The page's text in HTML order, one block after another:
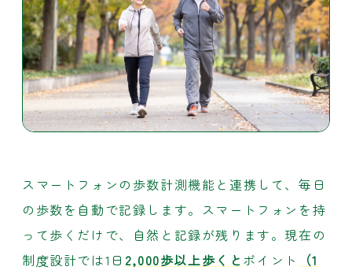
スマートフォンの歩数計測機能と連携して、毎日
の歩数を自動で記録します。スマートフォンを持
って歩くだけで、自然と記録が残ります。現在の
制度設計では1日 2,000歩以上歩くとポイント
（1